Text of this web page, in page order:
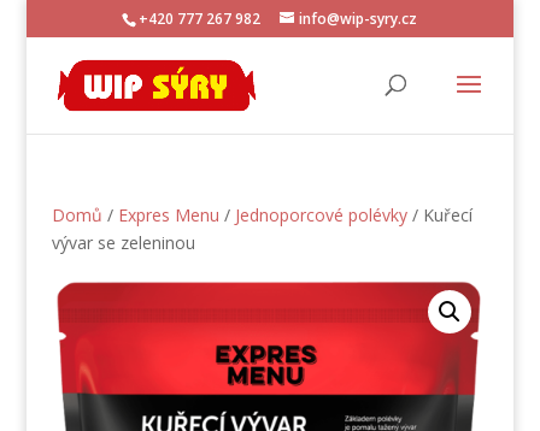
+420 777 267 982 info@wip-syry.cz
Domů / Expres Menu / Jednoporcové polévky/ Kuřecí
vývar se zeleninou